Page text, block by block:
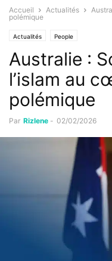
Accueil Actualités
polémique
Actualités People
Australie :
l’islam au
polémique
Par Rizlene - 02/02/2026